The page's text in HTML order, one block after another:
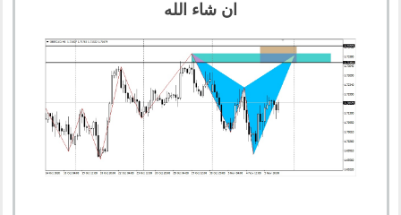
ان شاء الله